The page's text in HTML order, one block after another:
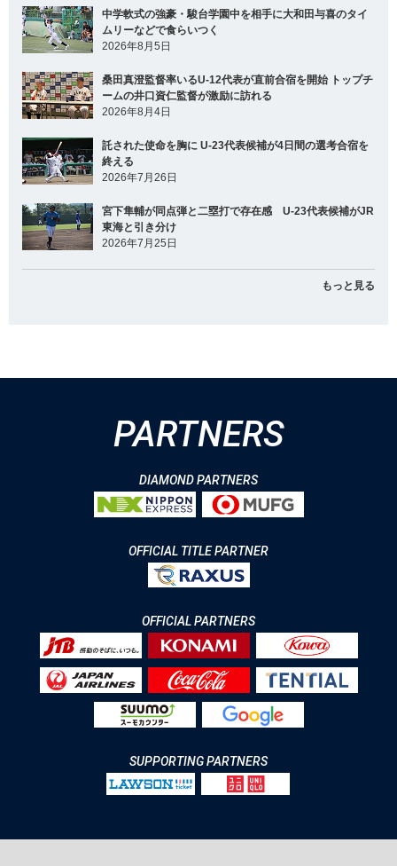
中学軟式の強豪・駿台学園中を相手に大和田与喜のタイ
ムリーなどで食らいつく
2026年8月5日
桑田真澄監督率いるU-12代表が直前合宿を開始 トップチ
ームの井口資仁監督が激励に訪れる
2026年8月4日
託された使命を胸に U-23代表候補が4日間の選考合宿を
終える
2026年7月26日
宮下隼輔が同点弾と二塁打で存在感 U-23代表候補がJR
東海と引き分け
2026年7月25日
もっと見る
PARTNERS
DIAMOND PARTNERS
OFFICIAL TITLE PARTNER
OFFICIAL PARTNERS
SUPPORTING PARTNERS